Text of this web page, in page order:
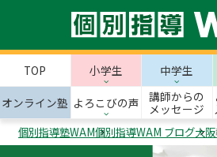
TOP 小学生 中学生
オンライン塾 よろこびの声
講師からの
メッセージ
個別指導塾WAM個別指導WAM ブログ大